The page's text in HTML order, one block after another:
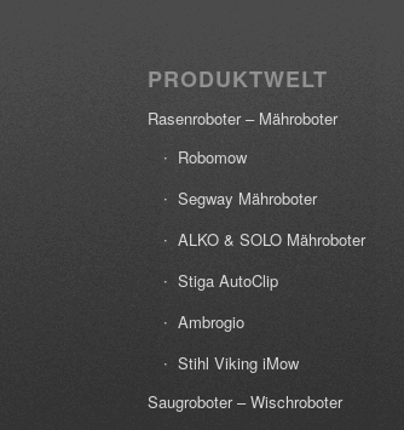
PRODUKTWELT
Rasenroboter – Mähroboter
Robomow
Segway Mähroboter
ALKO & SOLO Mähroboter
Stiga AutoClip
Ambrogio
Stihl Viking iMow
Saugroboter – Wischroboter